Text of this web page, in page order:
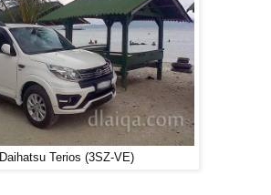
Daihatsu Terios (3SZ-VE)